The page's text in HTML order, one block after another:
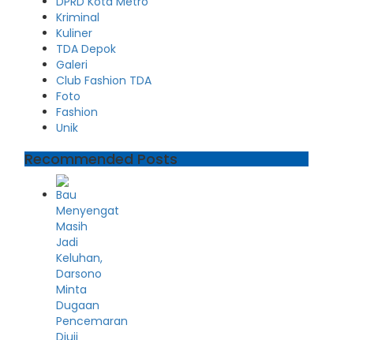
Kriminal
Kuliner
TDA Depok
Galeri
Club Fashion TDA
Foto
Fashion
Unik
Recommended Posts